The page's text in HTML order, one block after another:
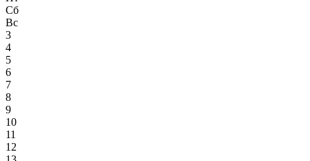
Сб
Вс
3
4
5
6
7
8
9
10
11
12